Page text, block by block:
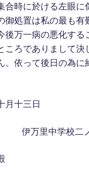
合時に於ける左眼に
御処置は私の最も有
後万一病の悪化する
ころでありまして決
。依って後日の為に
十三日
伊万里中学校二